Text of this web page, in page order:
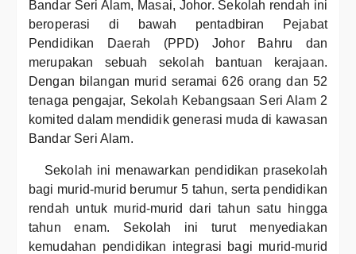
Bandar Seri Alam, Masai, Johor. Sekolah rendah ini
beroperasi di bawah pentadbiran Pejabat
Pendidikan Daerah (PPD) Johor Bahru dan
merupakan sebuah sekolah bantuan kerajaan.
Dengan bilangan murid seramai 626 orang dan 52
tenaga pengajar, Sekolah Kebangsaan Seri Alam 2
komited dalam mendidik generasi muda di kawasan
Bandar Seri Alam.
Sekolah ini menawarkan pendidikan prasekolah
bagi murid-murid berumur 5 tahun, serta pendidikan
rendah untuk murid-murid dari tahun satu hingga
tahun enam. Sekolah ini turut menyediakan
kemudahan pendidikan integrasi bagi murid-murid